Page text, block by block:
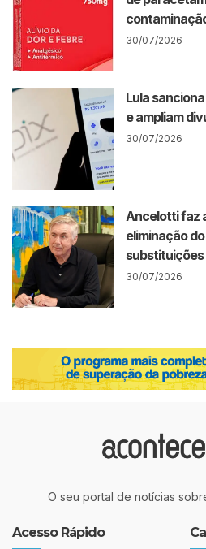
30/07/2026
Lula
e ampliam
30/07/2026
Ancelotti faz
eliminação
30/07/2026
O seu portal de notícias
Acesso Rápido